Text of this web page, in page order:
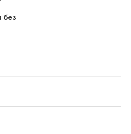
без